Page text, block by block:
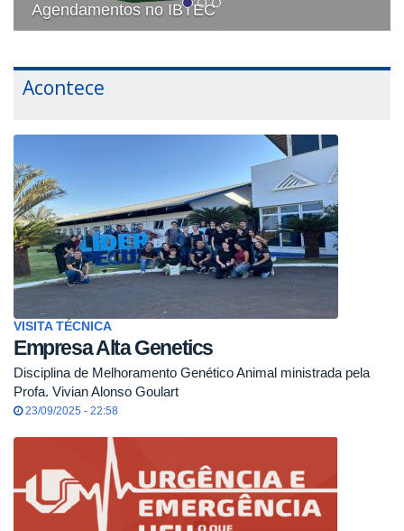
Acontece
VISITA TÉCNICA
Empresa Alta Genetics
Disciplina de Melhoramento Genético Animal ministrada pela
Profa. Vivian Alonso Goulart
23/09/2025 - 22:58